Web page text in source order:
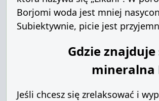
Borjomi woda jest mniej
Subiektywnie, picie jest
Gdzie
mineralna
Jeśli chcesz się zrelaksować i